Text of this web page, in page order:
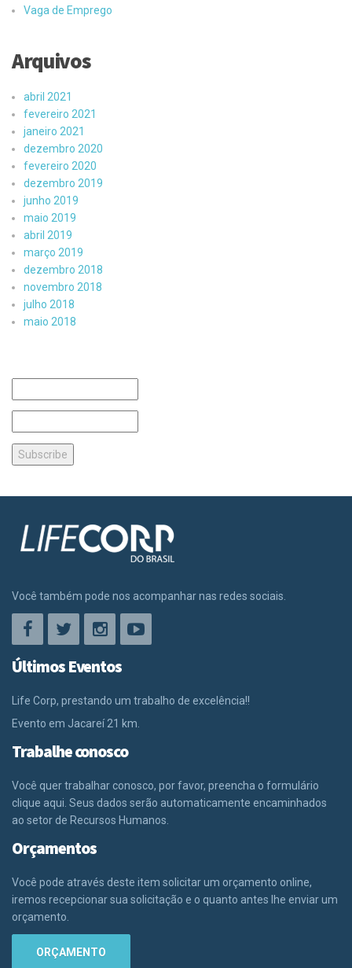
Vaga de Emprego
Arquivos
abril 2021
fevereiro 2021
janeiro 2021
dezembro 2020
fevereiro 2020
dezembro 2019
junho 2019
maio 2019
abril 2019
março 2019
dezembro 2018
novembro 2018
julho 2018
maio 2018
Você também pode nos acompanhar nas redes sociais.
Últimos Eventos
Life Corp, prestando um trabalho de excelência!!
Evento em Jacareí 21 km.
Trabalhe conosco
Você quer trabalhar conosco, por favor, preencha o formulário
clique aqui. Seus dados serão automaticamente encaminhados
ao setor de Recursos Humanos.
Orçamentos
Você pode através deste item solicitar um orçamento online,
iremos recepcionar sua solicitação e o quanto antes lhe enviar um
orçamento.
ORÇAMENTO